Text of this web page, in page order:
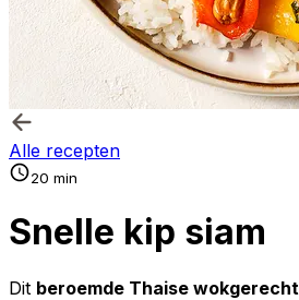
Alle recepten
20 min
Snelle kip siam
Dit beroemde Thaise wokgerecht